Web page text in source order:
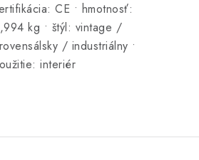
CE • hmotnosť:
kg • štýl: vintage /
/ industriálny •
interiér